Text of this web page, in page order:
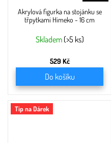
Akrylová figurka na stojánku se
třpytkami Himeko - 16 cm
Skladem (>5 ks)
529 Kč
Do košíku
Tip na Dárek